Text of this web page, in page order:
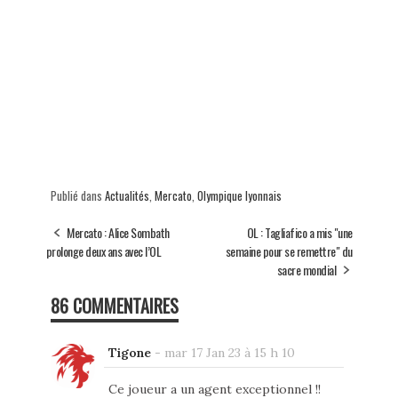
Publié dans Actualités, Mercato, Olympique lyonnais
Mercato : Alice Sombath
prolonge deux ans avec l’OL
OL : Tagliafico a mis "une
semaine pour se remettre" du
sacre mondial
86 COMMENTAIRES
Tigone- mar 17 Jan 23 à 15 h 10
Ce joueur a un agent exceptionnel !!